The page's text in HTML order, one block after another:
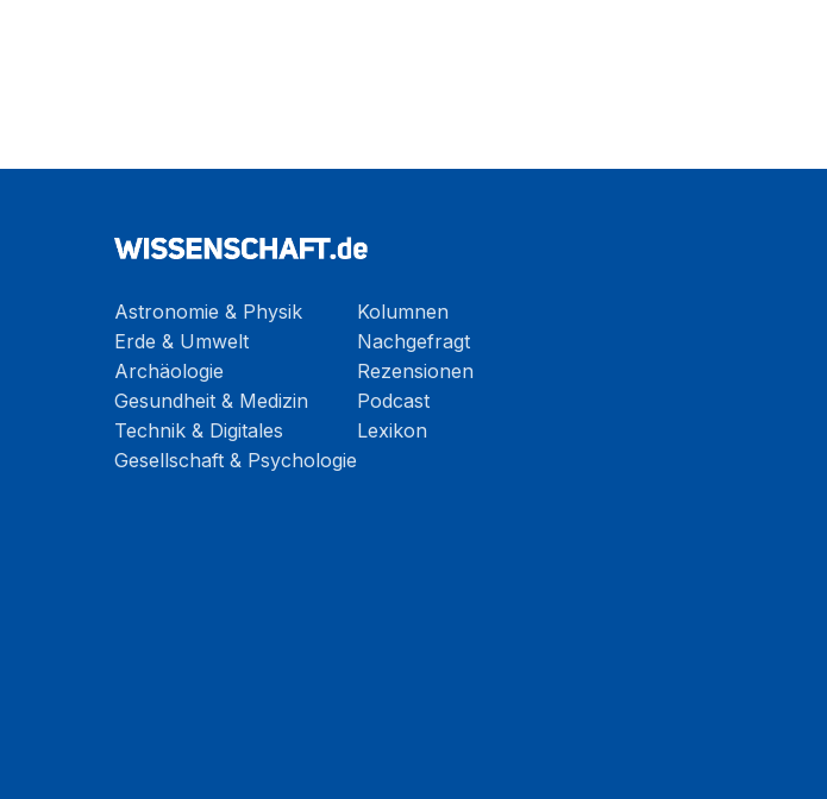
Astronomie & Physik
Erde & Umwelt
Archäologie
Gesundheit & Medizin
Technik & Digitales
Gesellschaft & Psychologie
Kolumnen
Nachgefragt
Rezensionen
Podcast
Lexikon